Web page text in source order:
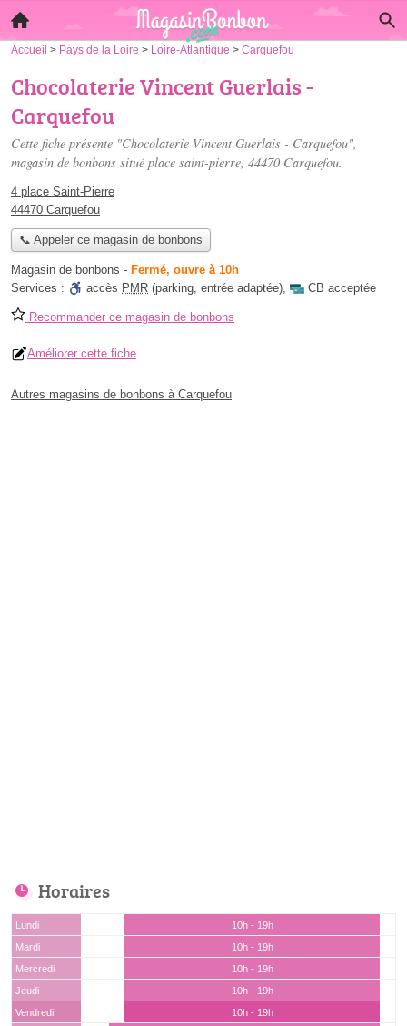
Accueil > Pays de la Loire > Loire-Atlantique > Carquefou
Chocolaterie Vincent Guerlais -
Carquefou
Cette fiche présente "Chocolaterie Vincent Guerlais - Carquefou",
magasin de bonbons situé place saint-pierre, 44470 Carquefou.
4 place Saint-Pierre
44470 Carquefou
📞 Appeler ce magasin de bonbons
Magasin de bonbons - Fermé, ouvre à 10h
Services :
accès PMR (parking, entrée adaptée), CB acceptée
Recommander ce magasin de bonbons
Améliorer cette fiche
Autres magasins de bonbons à Carquefou
Horaires
Lundi
10h - 19h
Mardi
10h - 19h
Mercredi
10h - 19h
Jeudi
10h - 19h
Vendredi
10h - 19h